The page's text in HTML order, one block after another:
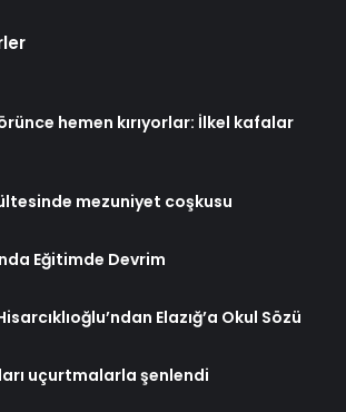
hemen kırıyorlar: İlkel kafalar
mezuniyet coşkusu
Eğitimde Devrim
Elazığ’a Okul Sözü
uçurtmalarla şenlendi